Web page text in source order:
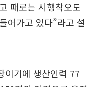
때로는 시행착오도
어가고 있다”라고 설
이기에 생산인력 77